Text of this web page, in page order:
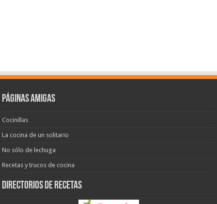
Páginas amigas
Cocinillas
La cocina de un solitario
No sólo de lechuga
Recetas y trucos de cocina
Directorios de recetas